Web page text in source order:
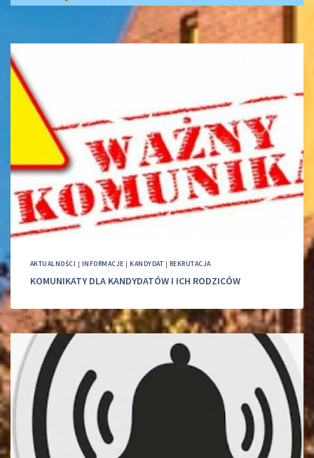
AKTUALNOŚCI | INFORMACJE |KANDYDAT | REKRUTACJA
KOMUNIKATY DLA KANDYDATÓW I ICH RODZICÓW